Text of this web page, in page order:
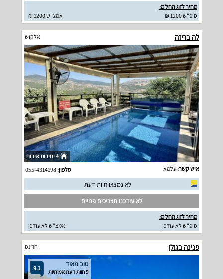
מחיר לזוג החל מ:
סופ"ש 1200 ₪
אמצ"ש 1200 ₪
לה בריזה אלקוש
4 יחידות אירוח
איש קשר:עלמא טלפון:055-4314198
לא נמצאו חוות דעת
לא עודכנו תאריכים פנויים
מחיר לזוג החל מ:
סופ"ש לא עודכן
אמצ"ש לא עודכן
פנינה בגולן חד נס
9.1 טוב מאוד
9 חוות דעת אמיתיות